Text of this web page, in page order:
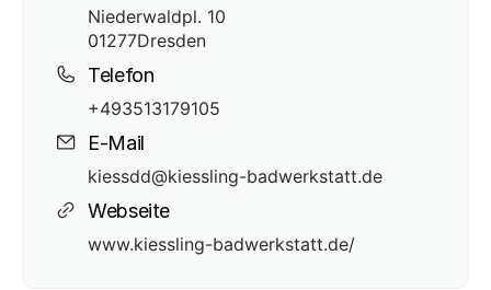
Niederwaldpl. 10
01277Dresden
Telefon
+493513179105
E-Mail
kiessdd@kiessling-badwerkstatt.de
Webseite
www.kiessling-badwerkstatt.de/